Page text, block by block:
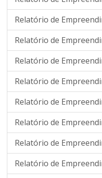
Relatório de
Relatório de
Relatório de
Relatório de
Relatório de
Relatório de
Relatório de
Relatório de